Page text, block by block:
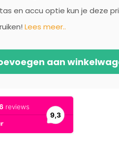
en accu optie kun je deze
Lees meer..
aan